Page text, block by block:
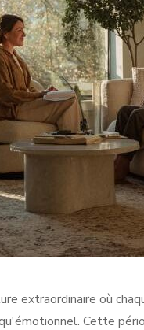
extraordinaire où
Cette